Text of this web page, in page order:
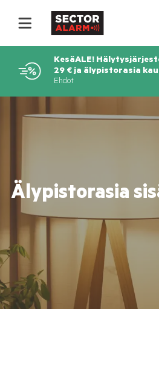
KesäALE!
29 € ja älypistorasia
Ehdot
Älypistorasia